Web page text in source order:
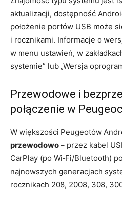
aktualizacji, dostępność
położenie portów USB może
i rocznikami. Informacje o
w menu ustawień, w
systemie” lub „Wersja
Przewodowe i
połączenie w
W większości Peugeotów
przewodowo – przez kabel
CarPlay (po Wi‑Fi/Bluetooth)
najnowszych generacjach
rocznikach 208, 2008, 308,